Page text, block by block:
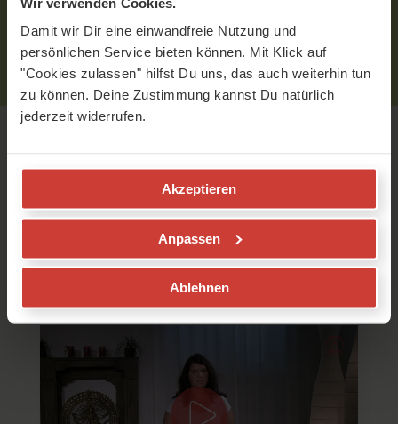
Damit wir Dir eine einwandfreie Nutzung und
persönlichen Service bieten können. Mit Klick auf
"Cookies zulassen" hilfst Du uns, das auch weiterhin tun
zu können. Deine Zustimmung kannst Du natürlich
jederzeit widerrufen.
Akzeptieren
Anpassen
Ablehnen
BitteloggeDich zuerst ein bzw.
Kapalabhati
Pranayama Übung 4
Britta Kimpel
Kapalabhati - die Feuer-Atmung
Hinweis: Dies ist ein Praxis-Video. Wenn Du Kapalabhati
noch nicht kennst, dann schau Dir bitte zuerst das